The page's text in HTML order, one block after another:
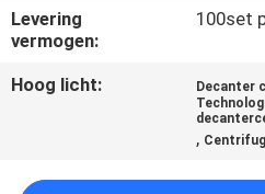
VRAAG
EEN
Levering
vermogen:
100set
Hoog licht: Decanter
,